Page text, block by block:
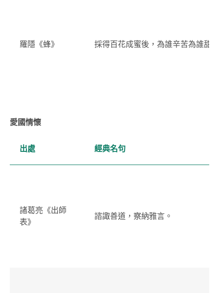
羅隱《蜂》 採得百花成蜜後，為誰辛苦為誰甜！
愛國情懷
出處 經典名句
諸葛亮《出師
表》
諮諏善道，察納雅言。